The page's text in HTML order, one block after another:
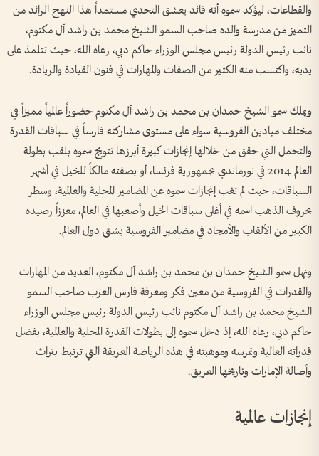
والقطاعات، ليؤكد سموه أنه قائد يعشق التحدي مستمداً هذا النهج الرائد من
التميز من مدرسة والده صاحب السمو الشيخ محمد بن راشد آل مكتوم،
نائب رئيس الدولة رئيس مجلس الوزراء حاكم دبي، رعاه الله، حيث تتلمذ على
يديه، واكتسب منه الكثير من الصفات والمهارات في فنون القيادة والريادة.
ويملك سمو الشيخ حمدان بن محمد بن راشد آل مكتوم حضوراً عالمياً مميزاً في
مختلف ميادين الفروسية سواء على مستوى مشاركته فارساً في سباقات القدرة
والتحمل التي حقق من خلالها إنجازات كبيرة أبرزها تتويج سموه بلقب بطولة
العالم 2014 في نورماندي بجمهورية فرنسا، أو بصفته مالكاً للخيل في أشهر
السباقات، حيث لم تغب إنجازات سموه عن المضامير المحلية والعالمية، وسطر
بحروف الذهب اسمه في أغلى سباقات الخيل وأصعبها في العالم، معززاً رصيده
الكبير من الألقاب والأمجاد في مضامير الفروسية بشتى دول العالم.
ونهل سمو الشيخ حمدان بن محمد بن راشد آل مكتوم، العديد من المهارات
والقدرات في الفروسية من معين فكر ومعرفة فارس العرب صاحب السمو
الشيخ محمد بن راشد آل مكتوم نائب رئيس الدولة رئيس مجلس الوزراء
حاكم دبي، رعاه الله، إذ دخل سموه إلى بطولات القدرة المحلية والعالمية، بفضل
قدراته العالية وتمرسه وموهبته في هذه الرياضة العريقة التي ترتبط بتراث
وأصالة الإمارات وتاريخها العريق.
إنجازات عالمية